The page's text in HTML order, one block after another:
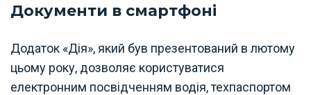
Документи в смартфоні
Додаток «Дія», який був презентований в лютому
цьому року, дозволяє користуватися
електронним посвідченням водія, техпаспортом